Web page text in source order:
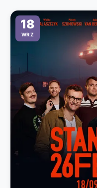
18
WRZ